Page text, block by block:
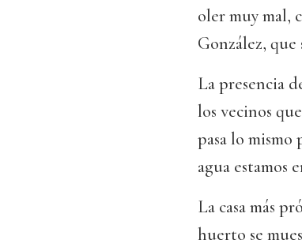
oler muy mal,
González, que
La presencia
los vecinos
pasa lo mismo
agua estamos
La casa más
huerto se